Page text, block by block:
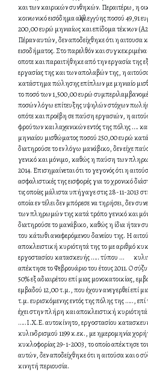
και των καιρικών συνθηκών. Περαιτέρω, η
κοινωνικό εισόδημα αλληλεγγύης ποσού 49,91
200,00 ευρώ μηνιαίως και επίδομα τέκνων
Πέραν αυτών, δεν αποδείχθηκε ότι η αιτουσα
εισοδήματος. Στο παρελθόν και συγκεκριμένα
οποτε και παραιτήθηκε από την εργασία της
εργασίας της και των απολαβών της, η
κατάστημα πώλησης επίπλων με μηνιαίο
το ποσό των 1,500,00 ευρώ
ποσών λόγω επίτευξης υψηλών στόχων
οπότε και προέβη σε παύση εργασιών, η
φρούτων και λαχανικών εντός της πόλης ….
μηνιαίου μισθώματος ποσού 250,00 ευρώ
διατηρούσε το εν λόγω μανάβικο, δεν είχε
γενικό και μόνιμο, καθώς η παύση των
2014. Επισημαίνεται ότι το γεγονός ότι η
ασφαλιστικές της εισφορές για το χρονικό
τις οποίες μάλιστα υπήγαγε στις 28-11-2013
οποία εν τέλει δεν μπόρεσε να τηρήσει, δεν
των πληρωμών της κατά τρόπο γενικό και
διατηρούσε το μανάβικο, καθώς η ίδια ήταν
του κάτωθι αναφερόμενου δανείου της. Η
αποκλειστική κυριότητά της το με αριθμό
εργοστασίου κατασκευής ….. τύπου …
απέκτησε το Φεβρουάριο του έτους 2011. Ο
50% εξ αδιαιρέτου επί μιας μονοκατοικίας,
εμβαδού 12,00 τ.μ., που έχουν ανεγερθεί επί
τ.μ. ευρισκόμενης εντός της πόλης της …..,
έχει στην πλήρη και αποκλειστική
…..Ι.Χ.Ε. αυτοκίνητο, εργοστασίου
κυλινδρισμού 1199 κ.εκ., με ημερομηνία
κυκλοφορίας 29-1-2003, το οποίο απέκτησε
αυτών, δεν αποδείχθηκε ότι η αιτούσα και ο
κινητή περιουσία.